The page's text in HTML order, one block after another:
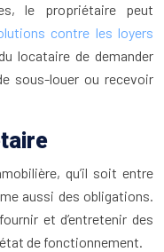
le propriétaire peut
contre les loyers
locataire de demander
sous-louer ou recevoir
qu’il soit entre
aussi des obligations.
et d’entretenir des
de fonctionnement.